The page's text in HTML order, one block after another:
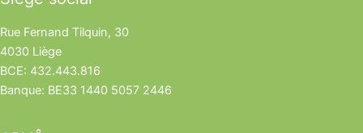
Rue Fernand Tilquin, 30
4030 Liège
BCE: 432.443.816
Banque: BE33 1440 5057 2446